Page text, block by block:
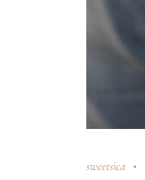
sweetsica